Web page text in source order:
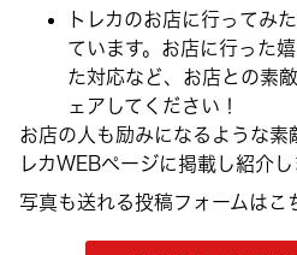
トレカのお店に行ってみ
ています。お店に行った
た対応など、お店との素
ェアしてください！
お店の人も励みになるような素
レカWEBページに掲載し紹介し
写真も送れる投稿フォームはこ